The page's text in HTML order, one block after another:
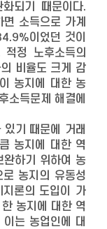
되기 때문이다.
소득으로 가계
이었던 것이
정 노후소득의
비율도 크게 감
농지에 대한 농
소득문제 해결에
기 때문에 거래
농지에 대한 역
완하기 위하여 농
농지의 유동성
론의 도입이 가
농지에 대한 역
는 농업인에 대